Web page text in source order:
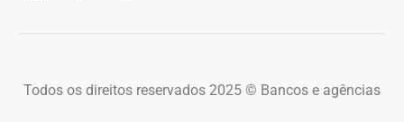
Todos os direitos reservados 2025 © Bancos e agências